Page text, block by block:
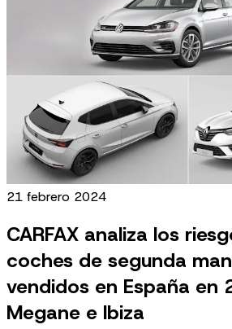
21 febrero 2024
CARFAX analiza los
coches de segunda
vendidos en España en
Megane e Ibiza